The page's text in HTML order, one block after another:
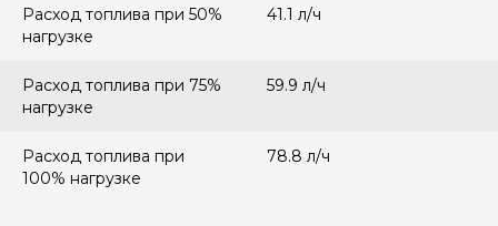
Расход топлива при 50%
нагрузке
41.1 л/ч
Расход топлива при 75%
нагрузке
59.9 л/ч
Расход топлива при
100% нагрузке
78.8 л/ч